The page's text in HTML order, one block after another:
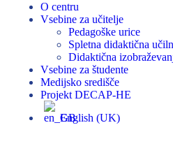
O centru
Vsebine za učitelje
Pedagoške urice
Spletna didaktična
Didaktična
Vsebine za študente
Medijsko središče
Projekt DECAP-HE
English (UK)